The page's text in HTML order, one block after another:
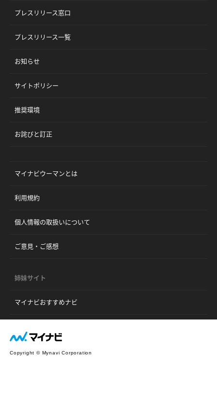
プレスリリース窓口
プレスリリース一覧
お知らせ
サイトポリシー
推奨環境
お詫びと訂正
マイナビウーマンとは
利用規約
個人情報の取扱いについて
ご意見・ご感想
姉妹サイト
マイナビおすすめナビ
Copyright © Mynavi Corporation